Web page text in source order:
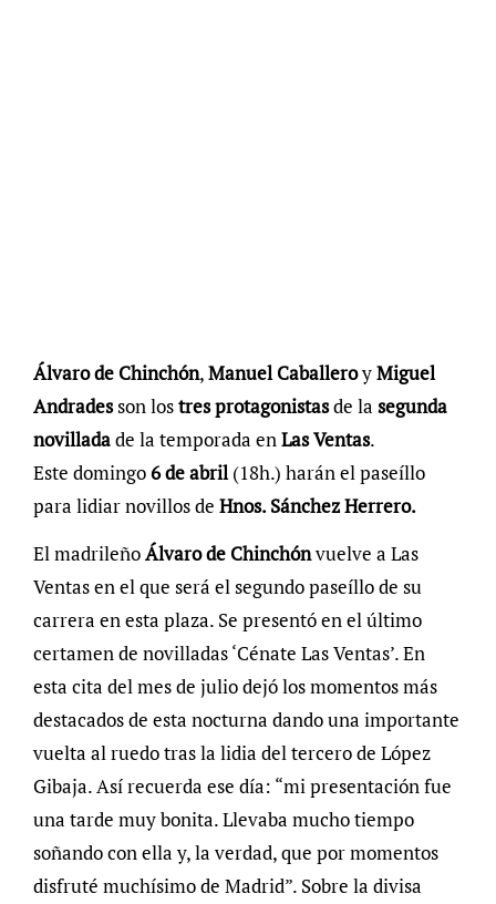
Álvaro de Chinchón,Manuel CaballeroyMiguel
Andradesson lostres protagonistasde la segunda
novilladade la temporada enLas Ventas.
Este domingo6 de abril(18h.) harán el paseíllo
para lidiar novillos de Hnos. Sánchez Herrero.
El madrileñoÁlvaro de Chinchónvuelve a Las
Ventas en el que será el segundo paseíllo de su
carrera en esta plaza. Se presentó en el último
certamen de novilladas ‘Cénate Las Ventas’. En
esta cita del mes de julio dejó los momentos más
destacados de esta nocturna dando una importante
vuelta al ruedo tras la lidia del tercero de López
Gibaja. Así recuerda ese día: “mi presentación fue
una tarde muy bonita. Llevaba mucho tiempo
soñando con ella y, la verdad, que por momentos
disfruté muchísimo de Madrid”. Sobre la divisa